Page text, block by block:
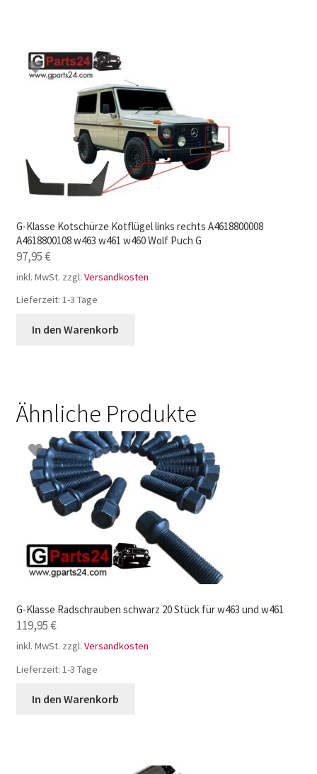
G-Klasse Kotschürze Kotflügel links rechts A4618800008
A4618800108 w463 w461 w460 Wolf Puch G
97,95€
inkl. MwSt. zzgl. Versandkosten
Lieferzeit: 1-3 Tage
In den Warenkorb
Ähnliche Produkte
G-Klasse Radschrauben schwarz 20 Stück für w463 und w461
119,95€
inkl. MwSt. zzgl. Versandkosten
Lieferzeit: 1-3 Tage
In den Warenkorb